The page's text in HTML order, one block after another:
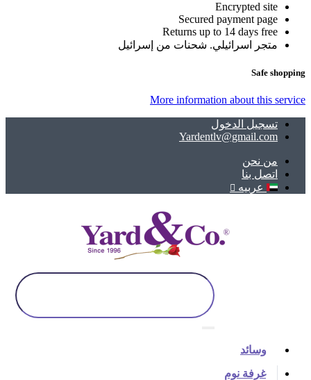
Encrypted site
Secured payment page
Returns up to 14 days free
متجر اسرائيلي. شحنات من إسرائيل
Safe shopping
More information about this service
تسجيل الدخول
Yardentlv@gmail.com
ﻣﻦ ﻧﺤﻦ
اتصل بنا
عربيه
وسائد
غرفة نوم